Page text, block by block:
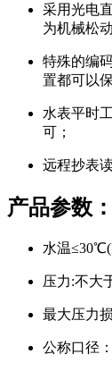
采用光电
为机械松
特殊的编
置都可以
水表平时
可；
远程抄表
产品参数：
水温
压力:不大
最大压力损
公称口径